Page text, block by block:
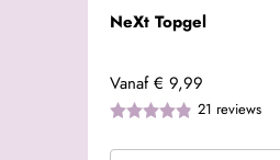
NeXt Topgel
Vanaf € 9,99
21 reviews